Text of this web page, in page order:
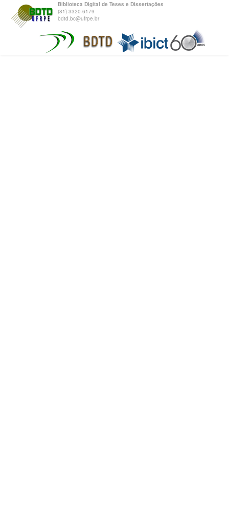
Biblioteca Digital de Teses e Dissertações
(81) 3320-6179
bdtd.bc@ufrpe.br